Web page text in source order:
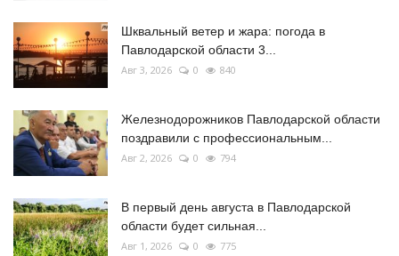
Шквальный ветер и жара: погода в
Павлодарской области 3...
Авг 3, 2026 0 840
Железнодорожников Павлодарской области
поздравили с профессиональным...
Авг 2, 2026 0 794
В первый день августа в Павлодарской
области будет сильная...
Авг 1, 2026 0 775